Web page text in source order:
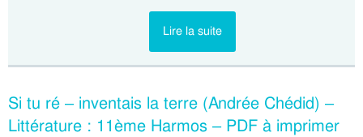
Lire la suite
Si tu ré – inventais la terre (Andrée Chédid) –
Littérature : 11ème Harmos – PDF à imprimer